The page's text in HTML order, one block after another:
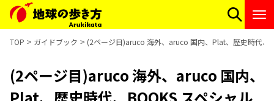
TOP ガイドブック (2ページ目)aruco 海外、aruco 国内、Plat、歴史時代、
(2ページ目)aruco 海外、aruco 国内、